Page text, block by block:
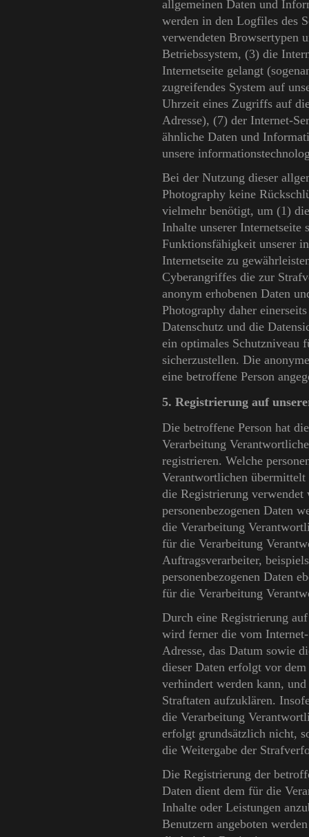
allgemeinen Daten und
werden in den Logfiles des
verwendeten Browsertypen
Betriebssystem, (3) die
Internetseite gelangt
zugreifendes System auf
Uhrzeit eines Zugriffs auf
Adresse), (7) der Internet-
ähnliche Daten und
unsere
Bei der Nutzung dieser
Photography keine
vielmehr benötigt, um (1)
Inhalte unserer
Funktionsfähigkeit unserer
Internetseite zu
Cyberangriffes die zur
anonym erhobenen Daten
Photography daher
Datenschutz und die
ein optimales Schutzniveau
sicherzustellen. Die
eine betroffene Person
5. Registrierung auf
Die betroffene Person hat
Verarbeitung
registrieren. Welche
Verantwortlichen
die Registrierung verwendet
personenbezogenen Daten
die Verarbeitung
für die Verarbeitung
Auftragsverarbeiter,
personenbezogenen Daten
für die Verarbeitung
Durch eine Registrierung
wird ferner die vom
Adresse, das Datum sowie
dieser Daten erfolgt vor
verhindert werden kann,
Straftaten aufzuklären.
die Verarbeitung
erfolgt grundsätzlich nicht,
die Weitergabe der
Die Registrierung der
Daten dient dem für die
Inhalte oder Leistungen
Benutzern angeboten